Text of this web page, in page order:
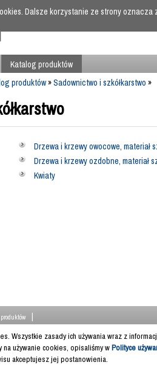
Katalog produktów
produktów»Sadownictwo i szkółkarstwo »
Drzewa i krzewy owocowe, materiał
Drzewa i krzewy ozdobne, materiał
Kwiaty
|
Wszystkie zasady ich używania wraz z
używanie cookies, opisaliśmy wPolityce
akceptujesz jej postanowienia.
Dalsze korzystanie ze strony